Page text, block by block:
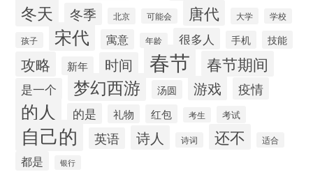
冬天 冬季 北京 可能会 唐代 大学 学校
孩子 宋代 寓意 年龄 很多人 手机 技能
攻略 新年 时间 春节 春节期间
是一个 梦幻西游 汤圆 游戏 疫情
的人 的是 礼物 红包 考生 考试
自己的 英语 诗人 诗词 还不 适合
都是 银行